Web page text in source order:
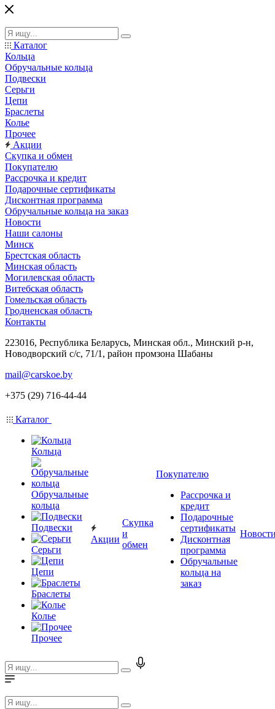
Каталог
Кольца
Обручальные кольца
Подвески
Серьги
Цепи
Браслеты
Колье
Прочее
Акции
Скупка и обмен
Покупателю
Рассрочка и кредит
Подарочные сертификаты
Дисконтная программа
Обручальные кольца на заказ
Новости
Наши салоны
Минск
Брестская область
Минская область
Могилевская область
Витебская область
Гомельская область
Гродненская область
Контакты
223016, Республика Беларусь, Минская обл., Минский р-н,
Новодворский с/с, 71/1, район промзона Шабаны
mail@carskoe.by
+375 (29) 716-44-44
Каталог
Кольца
Обручальные
кольца
Подвески
Серьги
Цепи
Браслеты
Колье
Прочее
Акции
Скупка
и
обмен
Покупателю
Рассрочка и
кредит
Подарочные
сертификаты
Дисконтная
программа
Обручальные
кольца на
заказ